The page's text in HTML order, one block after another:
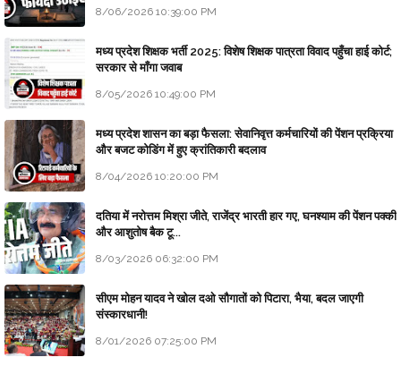
8/06/2026 10:39:00 PM
मध्य प्रदेश शिक्षक भर्ती 2025: विशेष शिक्षक पात्रता विवाद पहुँचा हाई कोर्ट;
सरकार से माँगा जवाब
8/05/2026 10:49:00 PM
मध्य प्रदेश शासन का बड़ा फैसला: सेवानिवृत्त कर्मचारियों की पेंशन प्रक्रिया
और बजट कोडिंग में हुए क्रांतिकारी बदलाव
8/04/2026 10:20:00 PM
दतिया में नरोत्तम मिश्रा जीते, राजेंद्र भारती हार गए, घनश्याम की पेंशन पक्की
और आशुतोष बैक टू...
8/03/2026 06:32:00 PM
सीएम मोहन यादव ने खोल दओ सौगातों को पिटारा, भैया, बदल जाएगी
संस्कारधानी!
8/01/2026 07:25:00 PM